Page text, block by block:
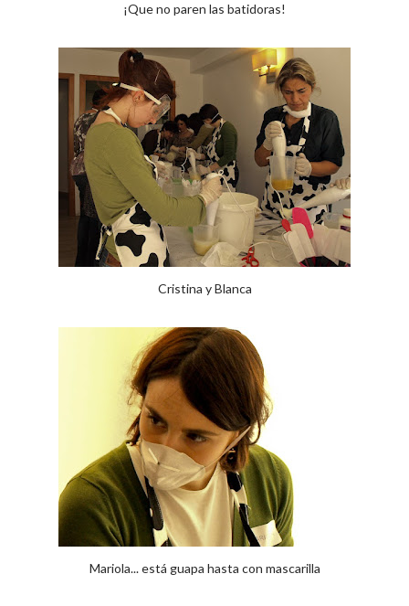
¡Que no paren las batidoras!
Cristina y Blanca
Mariola... está guapa hasta con mascarilla